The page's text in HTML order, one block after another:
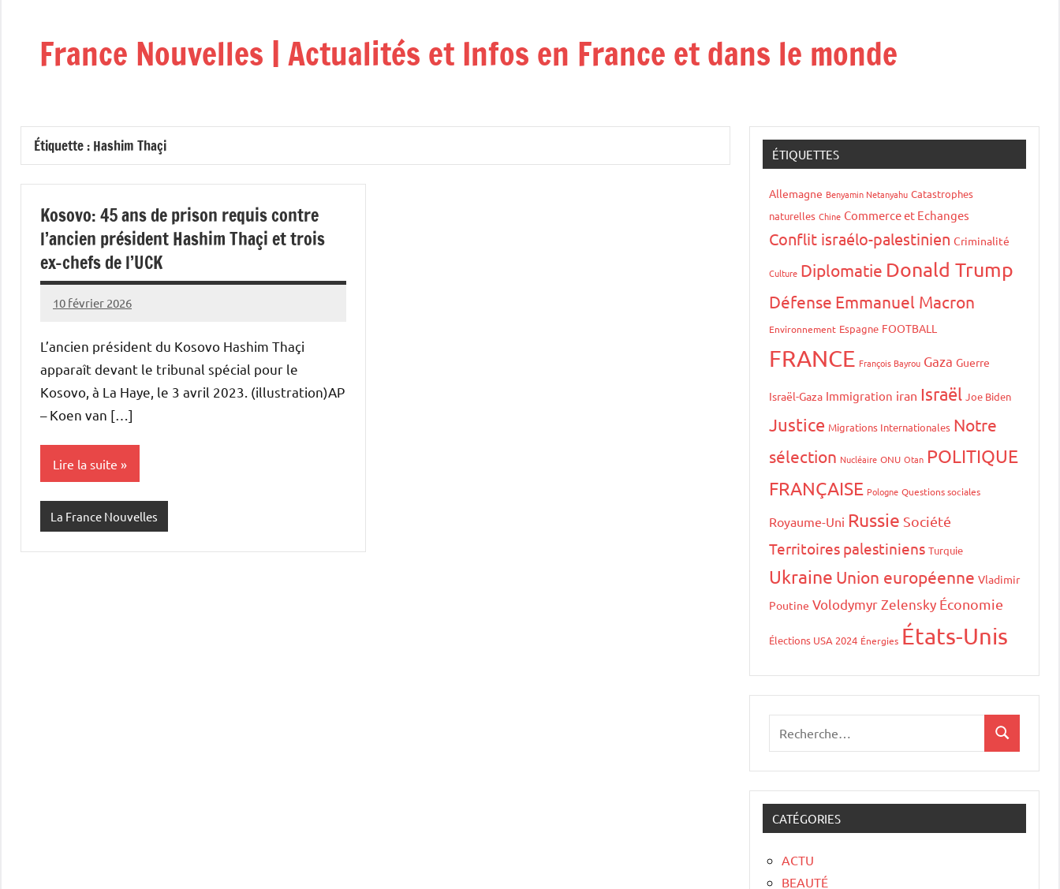
contenuFrance Nouvelles | Actualités et Infos en France et dans le monde
Étiquette : Hashim Thaçi
Kosovo: 45 ans de prison requis contre
l’ancien président Hashim Thaçi et trois
ex-chefs de l’UCK
10 février 2026
Admins
L’ancien président du Kosovo Hashim Thaçi
apparaît devant le tribunal spécial pour le
Kosovo, à La Haye, le 3 avril 2023. (illustration)AP
– Koen van […]
Lire la suite
La France Nouvelles
ÉTIQUETTES
Allemagne Benyamin Netanyahu Catastrophes
naturelles Chine Commerce et Echanges
Conflit israélo-palestinien Criminalité
Culture Diplomatie Donald Trump
Défense Emmanuel Macron
Environnement Espagne FOOTBALL
FRANCE François Bayrou Gaza Guerre
Israël-Gaza Immigration iran Israël Joe Biden
Justice Migrations Internationales Notre
sélection Nucléaire ONU Otan POLITIQUE
FRANÇAISE Pologne Questions sociales
Royaume-Uni Russie Société
Territoires palestiniens Turquie
Ukraine Union européenne Vladimir
Poutine Volodymyr Zelensky Économie
Élections USA 2024 Énergies États-Unis
CATÉGORIES
ACTU
BEAUTÉ